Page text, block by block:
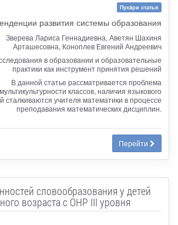
Пухăри статья
развития системы образования
Зверева Лариса Геннадиевна, Аветян Шахиня
Арташесовна, Коноплев Евгений Андреевич
в образовании и образовательные
практики как инструмент принятия решений
В данной статье рассматривается проблема
мультикультурности классов, наличия языкового
сталкиваются учителя математики в процессе
преподавания математических дисциплин.
Перейти
словообразования у детей
возраста с ОНР III уровня